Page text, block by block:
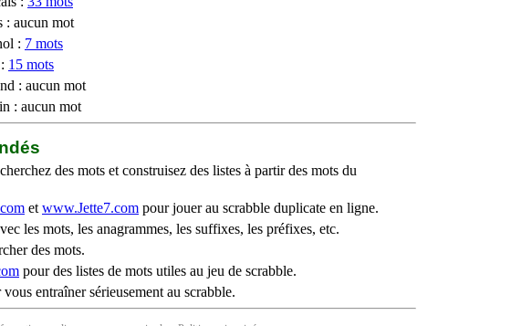
: aucun mot
: 7 mots
15 mots
: aucun mot
: aucun mot
des mots et construisez des listes à partir des mots du
et www.Jette7.com pour jouer au scrabble duplicate en ligne.
les mots, les anagrammes, les suffixes, les préfixes, etc.
des mots.
pour des listes de mots utiles au jeu de scrabble.
vous entraîner sérieusement au scrabble.